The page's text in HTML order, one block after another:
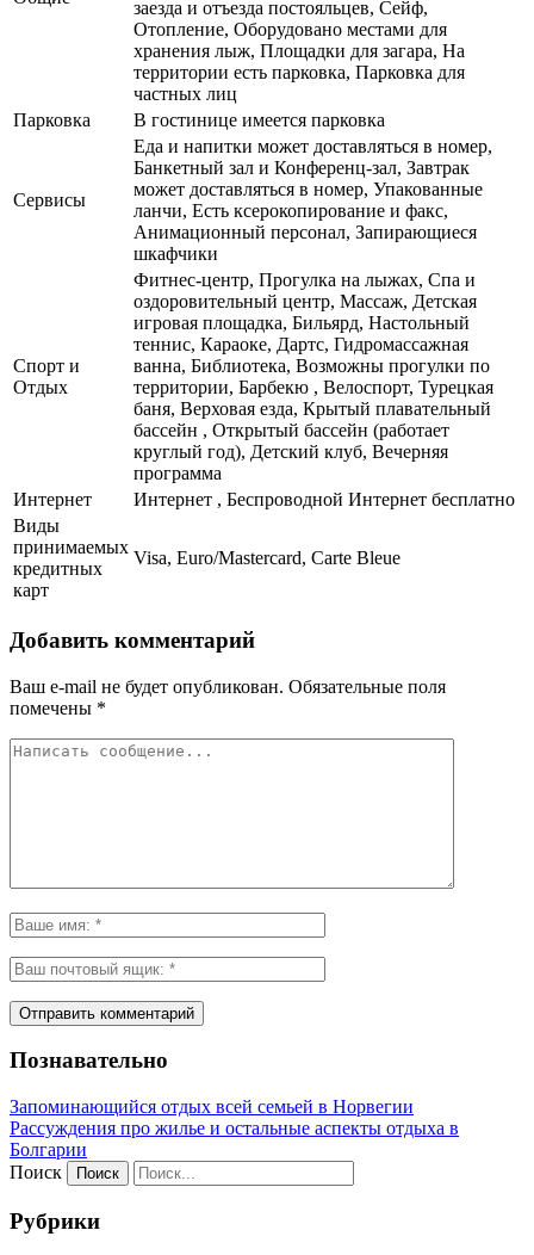
заезда и отъезда постояльцев, Сейф,
Отопление, Оборудовано местами для
хранения лыж, Площадки для загара, На
территории есть парковка, Парковка для
частных лиц
Парковка
В гостинице имеется парковка
Сервисы
Еда и напитки может доставляться в номер,
Банкетный зал и Конференц-зал, Завтрак
может доставляться в номер, Упакованные
ланчи, Есть ксерокопирование и факс,
Анимационный персонал, Запирающиеся
шкафчики
Спорт и
Отдых
Фитнес-центр, Прогулка на лыжах, Спа и
оздоровительный центр, Массаж, Детская
игровая площадка, Бильярд, Настольный
теннис, Караоке, Дартс, Гидромассажная
ванна, Библиотека, Возможны прогулки по
территории, Барбекю , Велоспорт, Турецкая
баня, Верховая езда, Крытый плавательный
бассейн , Открытый бассейн (работает
круглый год), Детский клуб, Вечерняя
программа
Интернет
Интернет , Беспроводной Интернет бесплатно
Виды
принимаемых
кредитных
карт
Visa, Euro/Mastercard, Carte Bleue
Добавить комментарий
Ваш e-mail не будет опубликован. Обязательные поля
помечены *
Познавательно
Запоминающийся отдых всей семьей в Норвегии
Рассуждения про жилье и остальные аспекты отдыха в
Болгарии
Поиск
Рубрики